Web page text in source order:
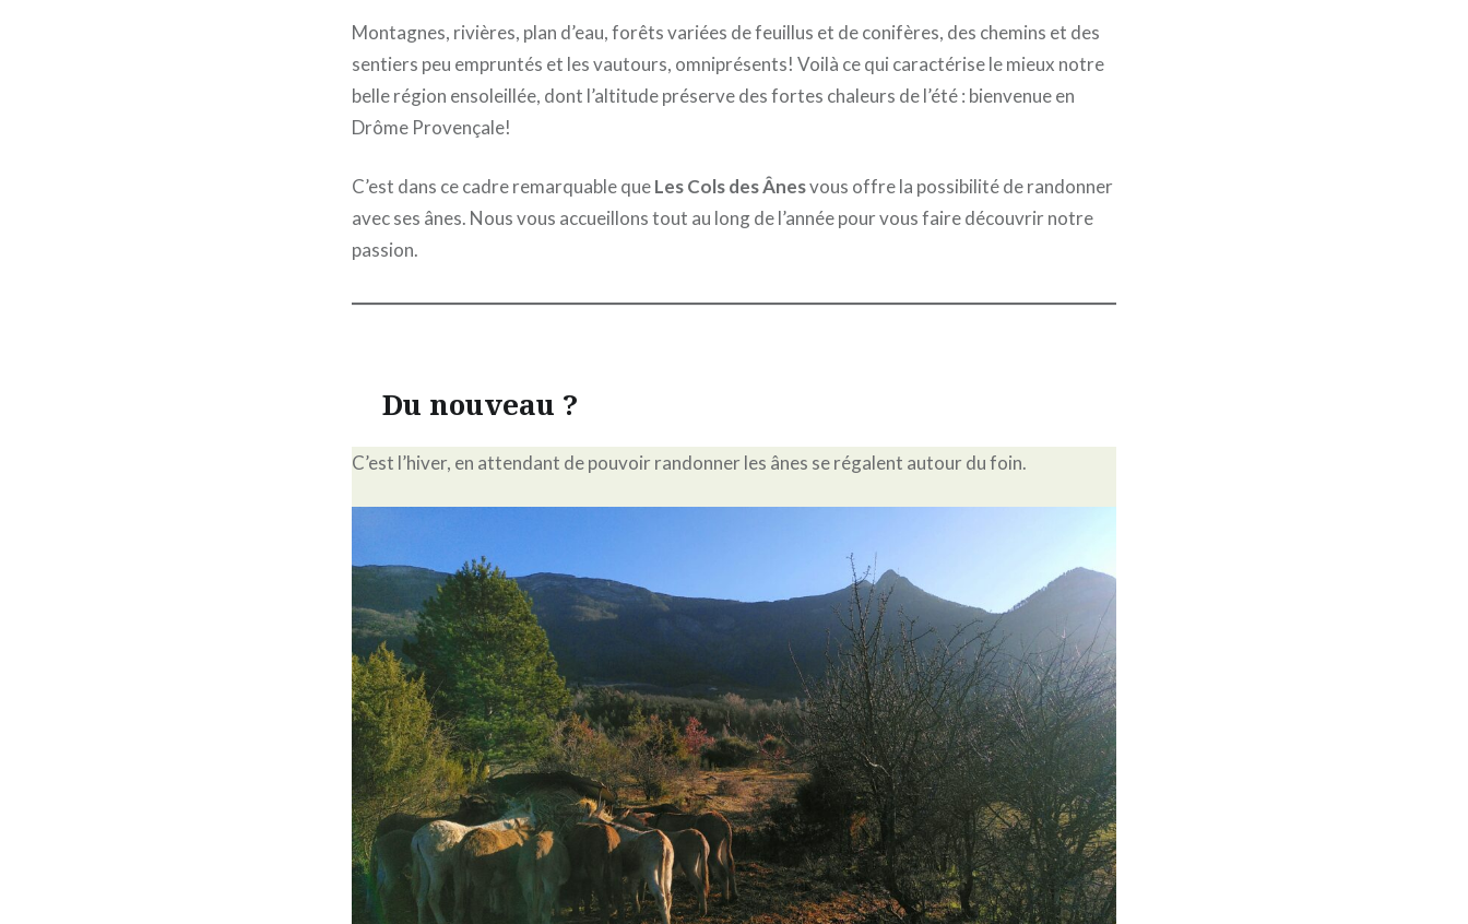
Montagnes, rivières, plan d’eau, forêts variées de feuillus et de conifères, des chemins et des
sentiers peu empruntés et les vautours, omniprésents! Voilà ce qui caractérise le mieux notre
belle région ensoleillée, dont l’altitude préserve des fortes chaleurs de l’été : bienvenue en
Drôme Provençale!
C’est dans ce cadre remarquable queLes Cols des Ânesvous offre la possibilité de randonner
avec ses ânes. Nous vous accueillons tout au long de l’année pour vous faire découvrir notre
passion.
Du nouveau ?
C’est l’hiver, en attendant de pouvoir randonner les ânes se régalent autour du foin.